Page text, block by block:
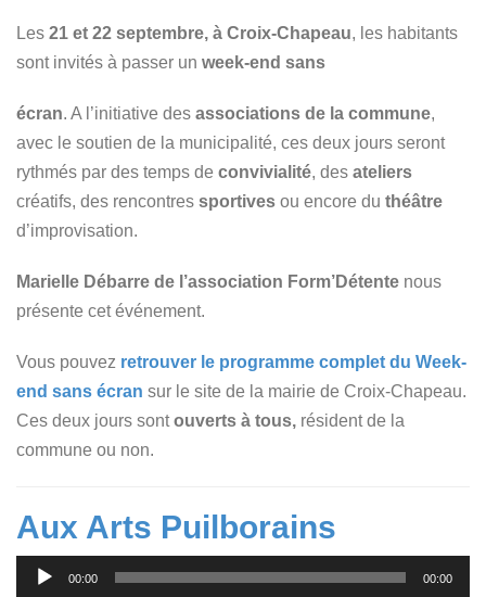
Les 21 et 22 septembre, à Croix-Chapeau, les habitants
sont invités à passer un week-end sans
écran. A l’initiative des associations de la commune,
avec le soutien de la municipalité, ces deux jours seront
rythmés par des temps de convivialité, des ateliers
créatifs, des rencontres sportives ou encore du théâtre
d’improvisation.
Marielle Débarre de l’association Form’Détente nous
présente cet événement.
Vous pouvez retrouver le programme complet du Week-
end sans écran sur le site de la mairie de Croix-Chapeau.
Ces deux jours sontouverts à tous, résident de la
commune ou non.
Aux Arts Puilborains
Lecteur
audio
00:00 00:00